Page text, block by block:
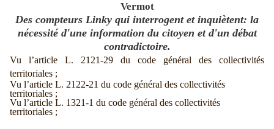
Vermot
Des compteurs Linky qui interrogent et inquiètent: la
nécessité d'une information du citoyen et d'un débat
contradictoire.
Vu l’article L. 2121-29 du code général des collectivités
territoriales ;
Vu l’article L. 2122-21 du code général des collectivités
territoriales ;
Vu l’article L. 1321-1 du code général des collectivités
territoriales ;